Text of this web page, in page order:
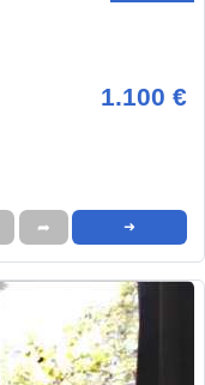
1.100 €
➦ ➜